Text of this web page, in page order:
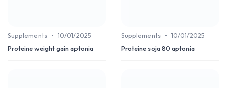
Supplements • 10/01/2025
Proteine weight gain aptonia
Supplements • 10/01/2025
Proteine soja 80 aptonia